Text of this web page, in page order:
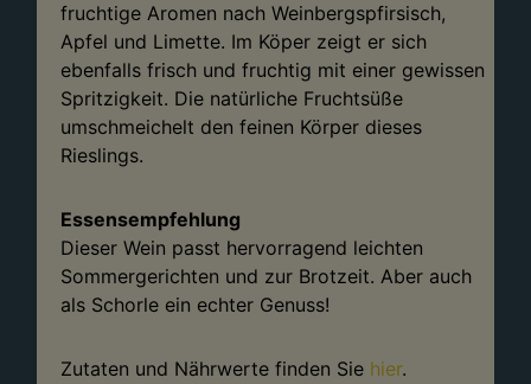
fruchtige Aromen nach Weinbergspfirsisch,
Apfel und Limette. Im Köper zeigt er sich
ebenfalls frisch und fruchtig mit einer gewissen
Spritzigkeit. Die natürliche Fruchtsüße
umschmeichelt den feinen Körper dieses
Rieslings.
Essensempfehlung
Dieser Wein passt hervorragend leichten
Sommergerichten und zur Brotzeit. Aber auch
als Schorle ein echter Genuss!
Zutaten und Nährwerte finden Sie hier.